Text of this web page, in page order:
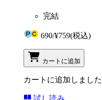
完結
690/¥759(税込)
カートに追加
カートに追加しました
試し読み